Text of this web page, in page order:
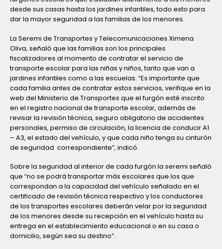
desde sus casas hasta los jardines infantiles, todo esto para
dar la mayor seguridad a las familias de los menores.
La Seremi de Transportes y Telecomunicaciones Ximena
Oliva, señaló que las familias son los principales
fiscalizadores al momento de contratar el servicio de
transporte escolar para las niñas y niños, tanto que van a
jardines infantiles como a las escuelas. “Es importante que
cada familia antes de contratar estos servicios, verifique en la
web del Ministerio de Transportes que el furgón esté inscrito
en el registro nacional de transporte escolar, además de
revisar la revisión técnica, seguro obligatorio de accidentes
personales, permiso de circulación, la licencia de conducir A1
– A3, el estado del vehículo, y que cada niño tenga su cinturón
de seguridad correspondiente”, indicó.
Sobre la seguridad al interior de cada furgón la seremi señaló
que “no se podrá transportar más escolares que los que
correspondan a la capacidad del vehículo señalado en el
certificado de revisión técnica respectivo y los conductores
de los transportes escolares deberán velar por la seguridad
de los menores desde su recepción en el vehículo hasta su
entrega en el establecimiento educacional o en su casa o
domicilio, según sea su destino”.